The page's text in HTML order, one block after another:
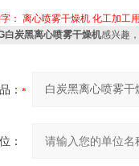
： 离心喷雾干燥机 化工加工
白炭黑离心喷雾干燥机感兴趣
：
：